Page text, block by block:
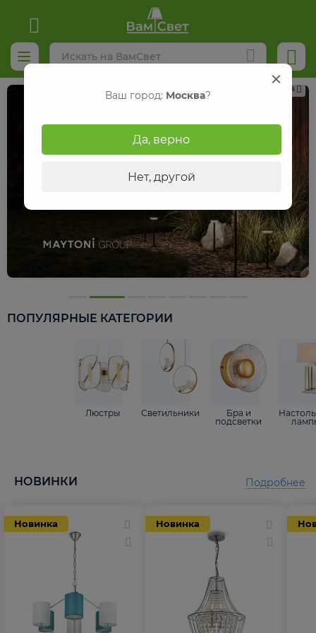
Реклама
ПОПУЛЯРНЫЕ КАТЕГОРИИ
Люстры Светильники
Бра и
подсветки
НОВИНКИ
Новинка Новинка
Подробнее
Ваш город: Москва?
Да, верно
Нет, другой